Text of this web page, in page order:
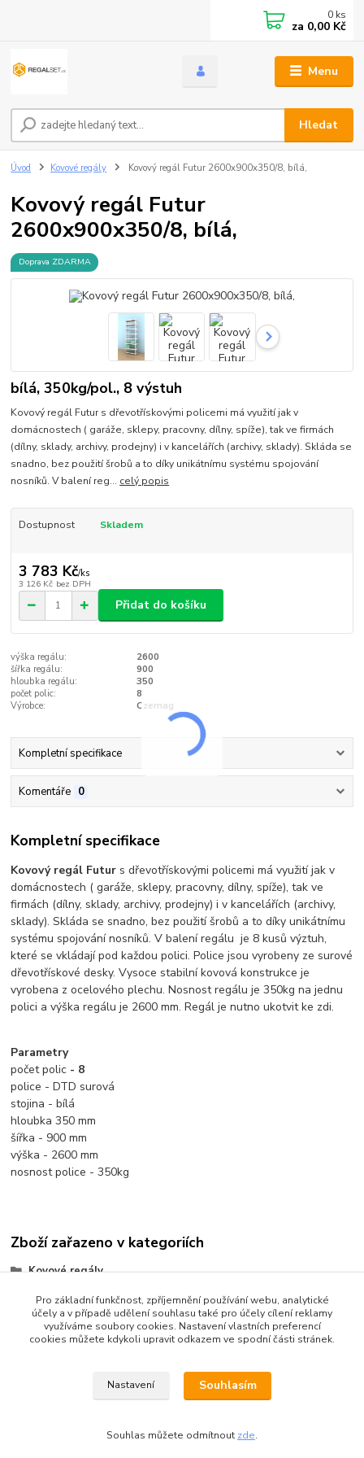
Menu
Hledat
0 ks
za 0,00 Kč
Úvod Kovové regály Kovový regál Futur 2600x900x350/8, bílá,
Kovový regál Futur
2600x900x350/8, bílá,
Doprava ZDARMA
bílá, 350kg/pol., 8 výstuh
Kovový regál Futur s dřevotřískovými policemi má využití jak v
domácnostech ( garáže, sklepy, pracovny, dílny, spíže), tak ve firmách
(dílny, sklady, archivy, prodejny) i v kancelářích (archivy, sklady). Skláda se
snadno, bez použití šrobů a to díky unikátnímu systému spojování
nosníků. V balení reg... celý popis
Dostupnost Skladem
3 783 Kč/ks
3 126 Kč bez DPH
Přidat do košíku
výška regálu:
2600
šířka regálu:
900
hloubka regálu:
350
počet polic:
8
Výrobce:
Czemag
Kompletní specifikace
Komentáře 0
Kompletní specifikace
Kovový regál Futur s dřevotřískovými policemi má využití jak v
domácnostech ( garáže, sklepy, pracovny, dílny, spíže), tak ve
firmách (dílny, sklady, archivy, prodejny) i v kancelářích (archivy,
sklady). Skláda se snadno, bez použití šrobů a to díky unikátnímu
systému spojování nosníků. V balení regálu je 8 kusů výztuh,
které se vkládají pod každou polici. Police jsou vyrobeny ze surové
dřevotřískové desky. Vysoce stabilní kovová konstrukce je
vyrobena z ocelového plechu.Nosnost regálu je 350kg na jednu
polici a výška regálu je 2600 mm. Regál je nutno ukotvit ke zdi.
Parametry
počet polic - 8
police - DTD surová
stojina - bílá
hloubka 350 mm
šířka - 900 mm
výška - 2600 mm
nosnost police - 350kg
Zboží zařazeno v kategoriích
Kovové regály
dřevotřískové police
výška regálu 2600 mm
Pro základní funkčnost, zpříjemnění používání webu, analytické
účely a v případě udělení souhlasu také pro účely cílení reklamy
využíváme soubory cookies. Nastavení vlastních preferencí
cookies můžete kdykoli upravit odkazem ve spodní části stránek.
Nastavení Souhlasím
Souhlas můžete odmítnout zde.